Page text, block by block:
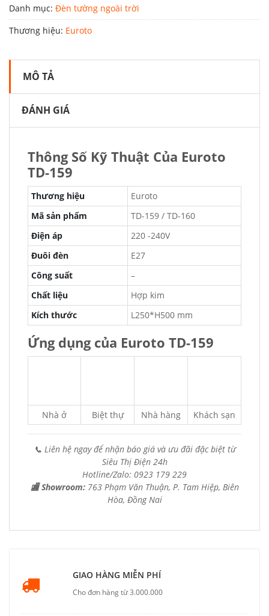
Danh mục: Đèn tường ngoài trời
Thương hiệu: Euroto
MÔ TẢ
ĐÁNH GIÁ
Thông Số Kỹ Thuật Của Euroto
TD-159
Thương hiệu
Euroto
Mã sản phẩm
TD-159 / TD-160
Điện áp
220 -240V
Đuôi đèn
E27
Công suất
–
Chất liệu
Hợp kim
Kích thước
L250*H500 mm
Ứng dụng của Euroto TD-159
Nhà ở Biệt thự Nhà hàng Khách sạn
📞 Liên hệ ngay để nhận báo giá và ưu đãi đặc biệt từ
Siêu Thị Điện 24h
Hotline/Zalo: 0923 179 229
🏬 Showroom: 763 Phạm Văn Thuận, P. Tam Hiệp, Biên
Hòa, Đồng Nai
GIAO HÀNG MIỄN PHÍ
Cho đơn hàng từ 3.000.000